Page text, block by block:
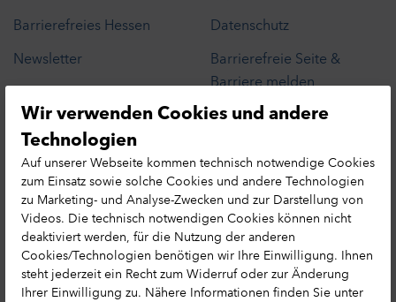
Barrierefreies Hessen
Newsletter
Erlebnisse in Hessen
Reisemagazin bestellen
Datenschutz
Barrierefreie Seite &
Barriere melden
Cookie-Präferenzen
Tourismusnetzwerk
Datenschutzhinweis
Wir verwenden Cookies und andere
Technologien
Auf unserer Webseite kommen technisch notwendige Cookies
zum Einsatz sowie solche Cookies und andere Technologien
zu Marketing- und Analyse-Zwecken und zur Darstellung von
Videos. Die technisch notwendigen Cookies können nicht
deaktiviert werden, für die Nutzung der anderen
Cookies/Technologien benötigen wir Ihre Einwilligung. Ihnen
steht jederzeit ein Recht zum Widerruf oder zur Änderung
Ihrer Einwilligung zu. Nähere Informationen finden Sie unter